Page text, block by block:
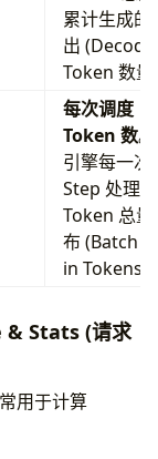
累计生成的
出
Token 数量
每次调度
Token 数。
引擎每一次
Step 处理的
Token 总量
布 (Batch
in Tokens)
Stats (请求
用于计算